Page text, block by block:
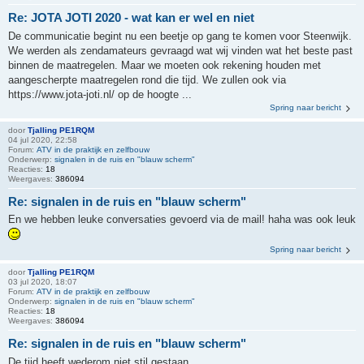
Re: JOTA JOTI 2020 - wat kan er wel en niet
De communicatie begint nu een beetje op gang te komen voor Steenwijk.
We werden als zendamateurs gevraagd wat wij vinden wat het beste past
binnen de maatregelen. Maar we moeten ook rekening houden met
aangescherpte maatregelen rond die tijd. We zullen ook via
https://www.jota-joti.nl/ op de hoogte ...
Spring naar bericht
door Tjalling PE1RQM
04 jul 2020, 22:58
Forum: ATV in de praktijk en zelfbouw
Onderwerp: signalen in de ruis en "blauw scherm"
Reacties: 18
Weergaves: 386094
Re: signalen in de ruis en "blauw scherm"
En we hebben leuke conversaties gevoerd via de mail! haha was ook leuk
Spring naar bericht
door Tjalling PE1RQM
03 jul 2020, 18:07
Forum: ATV in de praktijk en zelfbouw
Onderwerp: signalen in de ruis en "blauw scherm"
Reacties: 18
Weergaves: 386094
Re: signalen in de ruis en "blauw scherm"
De tijd heeft wederom niet stil gestaan.